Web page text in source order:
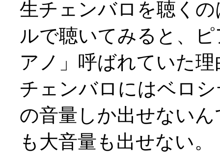
生チェンバロを聴く
ルで聴いてみると、
アノ」呼ばれていた
チェンバロにはベロ
の音量しか出せない
も大音量も出せない。